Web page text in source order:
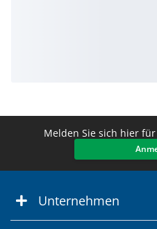
Melden Sie sich hier
Unternehmen